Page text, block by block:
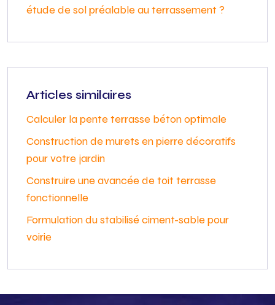
étude de sol préalable au terrassement ?
Articles similaires
Calculer la pente terrasse béton optimale
Construction de murets en pierre décoratifs
pour votre jardin
Construire une avancée de toit terrasse
fonctionnelle
Formulation du stabilisé ciment-sable pour
voirie